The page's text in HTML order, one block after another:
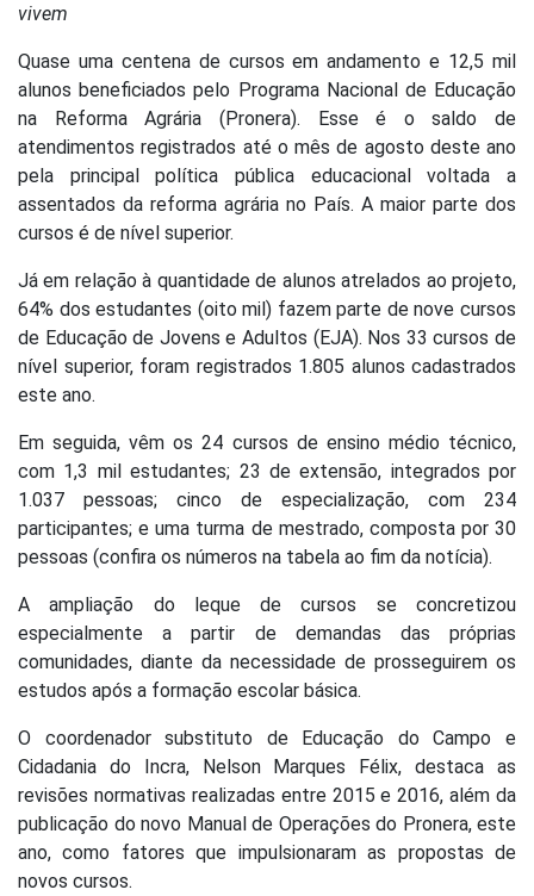
vivem
Quase uma centena de cursos em andamento e 12,5 mil
alunos beneficiados pelo Programa Nacional de Educação
na Reforma Agrária (Pronera). Esse é o saldo de
atendimentos registrados até o mês de agosto deste ano
pela principal política pública educacional voltada a
assentados da reforma agrária no País. A maior parte dos
cursos é de nível superior.
Já em relação à quantidade de alunos atrelados ao projeto,
64% dos estudantes (oito mil) fazem parte de nove cursos
de Educação de Jovens e Adultos (EJA). Nos 33 cursos de
nível superior, foram registrados 1.805 alunos cadastrados
este ano.
Em seguida, vêm os 24 cursos de ensino médio técnico,
com 1,3 mil estudantes; 23 de extensão, integrados por
1.037 pessoas; cinco de especialização, com 234
participantes; e uma turma de mestrado, composta por 30
pessoas (confira os números na tabela ao fim da notícia).
A ampliação do leque de cursos se concretizou
especialmente a partir de demandas das próprias
comunidades, diante da necessidade de prosseguirem os
estudos após a formação escolar básica.
O coordenador substituto de Educação do Campo e
Cidadania do Incra, Nelson Marques Félix, destaca as
revisões normativas realizadas entre 2015 e 2016, além da
publicação do novo Manual de Operações do Pronera, este
ano, como fatores que impulsionaram as propostas de
novos cursos.